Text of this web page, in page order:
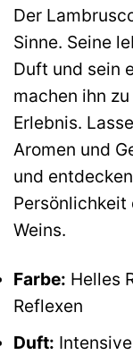
Der
Sinne. Seine
Duft und sein
machen ihn
Erlebnis.
Aromen und
und
Weins.
Farbe: Helles
Reflexen
Duft: